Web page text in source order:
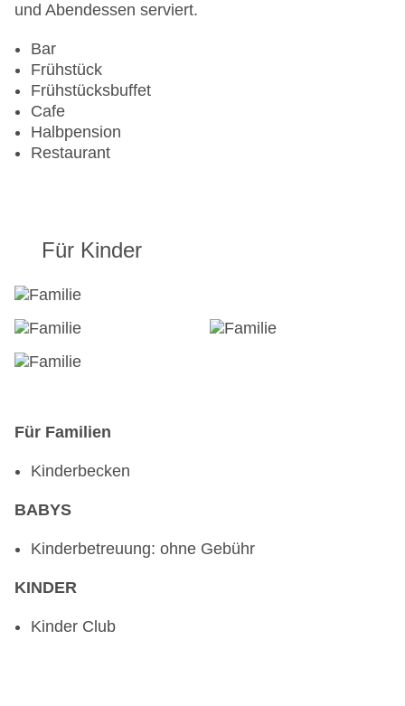
und Abendessen serviert.
Bar
Frühstück
Frühstücksbuffet
Cafe
Halbpension
Restaurant
Für Kinder
Für Familien
Kinderbecken
BABYS
Kinderbetreuung: ohne Gebühr
KINDER
Kinder Club